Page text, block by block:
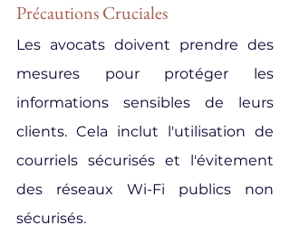
Précautions Cruciales
Les avocats doivent prendre des
mesures pour protéger les
informations sensibles de leurs
clients. Cela inclut l'utilisation de
courriels sécurisés et l'évitement
des réseaux Wi-Fi publics non
sécurisés.